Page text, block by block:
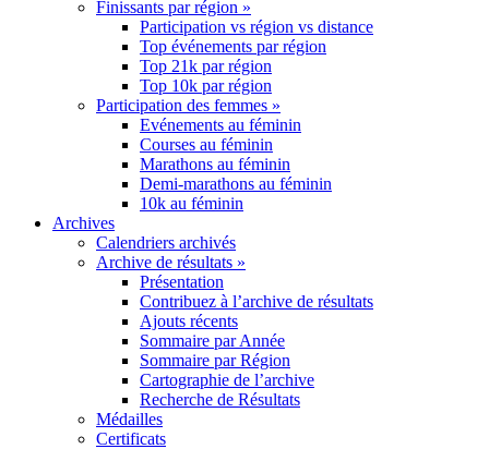
Finissants par région »
Participation vs région vs distance
Top événements par région
Top 21k par région
Top 10k par région
Participation des femmes »
Evénements au féminin
Courses au féminin
Marathons au féminin
Demi-marathons au féminin
10k au féminin
Archives
Calendriers archivés
Archive de résultats »
Présentation
Contribuez à l’archive de résultats
Ajouts récents
Sommaire par Année
Sommaire par Région
Cartographie de l’archive
Recherche de Résultats
Médailles
Certificats